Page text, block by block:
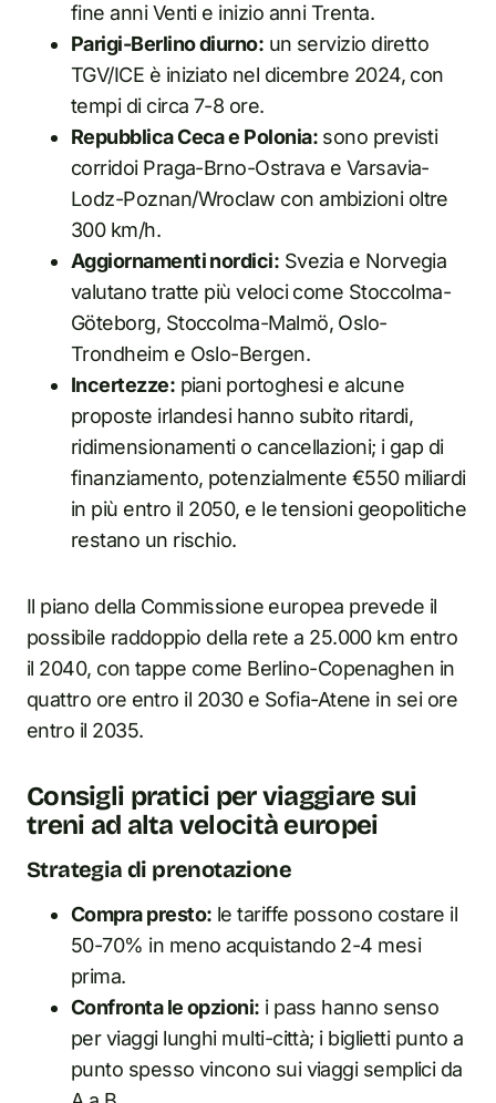
fine anni Venti e inizio anni Trenta.
Parigi-Berlino diurno: un servizio diretto
TGV/ICE è iniziato nel dicembre 2024, con
tempi di circa 7-8 ore.
Repubblica Ceca e Polonia:sono previsti
corridoi Praga-Brno-Ostrava e Varsavia-
Lodz-Poznan/Wroclaw con ambizioni oltre
300 km/h.
Aggiornamenti nordici: Svezia e Norvegia
valutano tratte più veloci come Stoccolma-
Göteborg, Stoccolma-Malmö, Oslo-
Trondheim e Oslo-Bergen.
Incertezze: piani portoghesi e alcune
proposte irlandesi hanno subito ritardi,
ridimensionamenti o cancellazioni; i gap di
finanziamento, potenzialmente €550 miliardi
in più entro il 2050, e le tensioni geopolitiche
restano un rischio.
Il piano della Commissione europea prevede il
possibile raddoppio della rete a 25.000 km entro
il 2040, con tappe come Berlino-Copenaghen in
quattro ore entro il 2030 e Sofia-Atene in sei ore
entro il 2035.
Consigli pratici per viaggiare sui
treni ad alta velocità europei
Strategia di prenotazione
Compra presto: le tariffe possono costare il
50-70% in meno acquistando 2-4 mesi
prima.
Confronta le opzioni: i pass hanno senso
per viaggi lunghi multi-città; i biglietti punto a
punto spesso vincono sui viaggi semplici da